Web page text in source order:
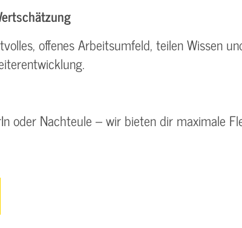
offenes Arbeitsumfeld, teilen Wissen
oder Nachteule – wir bieten dir maximale